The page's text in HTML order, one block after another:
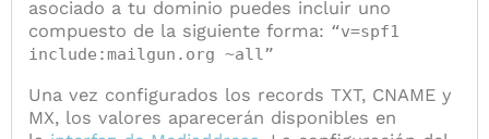
asociado a tu dominio puedes incluir uno
compuesto de la siguiente forma: “v=spf1
include:mailgun.org ~all”
Una vez configurados los records TXT, CNAME y
MX, los valores aparecerán disponibles en